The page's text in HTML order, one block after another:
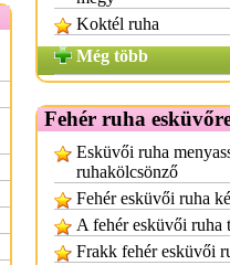
Koktél ruha
Még több
Fehér ruha
Esküvői ruha
ruhakölcsönző
Fehér esküvői ruha
A fehér esküvői ruha
Frakk fehér esküvői